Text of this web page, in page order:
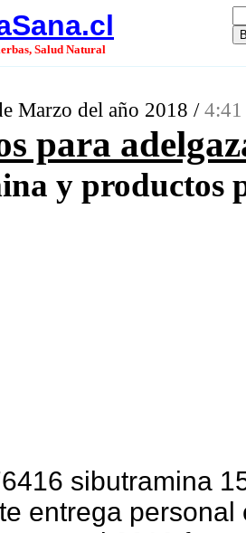
Salud Natural
Marzo del año 2018 /
para
y productos
sibutramina
entrega